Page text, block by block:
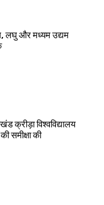
लघु और मध्यम उद्यम
क्रीड़ा विश्वविद्यालय
समीक्षा की